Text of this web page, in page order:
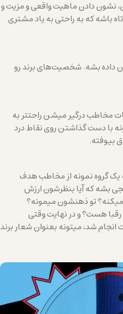
نشون دادن ماهیت واقعی و مزیت و
باشه که به راحتی به یاد مشتری
داده بشه. شخصیت‌های برند رو
مخاطب درگیر میشن راحتتر به
با دست گذاشتن روی نقاط درد
بیوفته.
یک گروه نمونه از مخاطب هدف
بشه که آیا بنظرشون ارزش
میکنه؟ تو ذهنشون میمونه؟
رقبا هست؟ و در نهایت وقتی
شد، میتونه بعنوان شعار برند